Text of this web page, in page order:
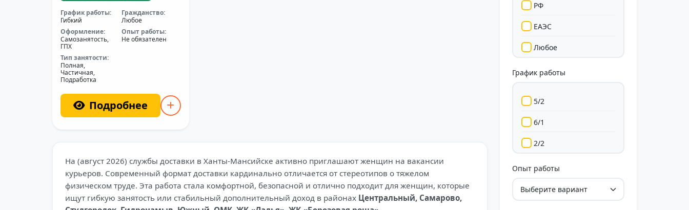
РФ
ЕАЭС
Любое
График работы
5/2
6/1
2/2
Гибкий
Свободный
Опыт работы
График работы:
Гибкий
Гражданство:
Любое
Оформление:
Самозанятость,
ГПХ
Опыт работы:
Не обязателен
Тип занятости:
Полная,
Частичная,
Подработка
Подробнее
На (август 2026) службы доставки в Ханты-Мансийске активно приглашают женщин на вакансии
курьеров. Современный формат доставки кардинально отличается от стереотипов о тяжелом
физическом труде. Эта работа стала комфортной, безопасной и отлично подходит для женщин, которые
ищут гибкую занятость или стабильный дополнительный доход в районах Центральный, Самарово,